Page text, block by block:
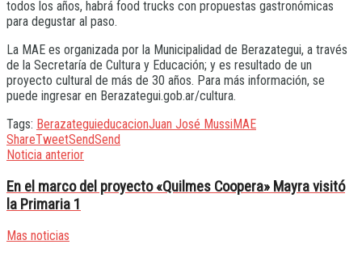
todos los años, habrá food trucks con propuestas gastronómicas
para degustar al paso.
La MAE es organizada por la Municipalidad de Berazategui, a través
de la Secretaría de Cultura y Educación; y es resultado de un
proyecto cultural de más de 30 años. Para más información, se
puede ingresar en Berazategui.gob.ar/cultura.
Tags: BerazateguieducacionJuan José MussiMAE
ShareTweetSendSend
Noticia anterior
En el marco del proyecto «Quilmes Coopera» Mayra visitó
la Primaria 1
Mas noticias